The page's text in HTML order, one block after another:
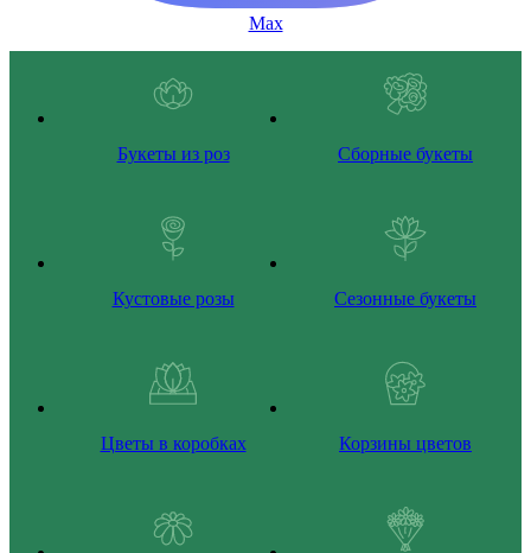
Max
Букеты из роз Сборные букеты
Кустовые розы Сезонные букеты
Цветы в коробках Корзины цветов